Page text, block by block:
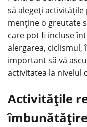
să alegeți
menține o greutate
care pot fi incluse
alergarea, ciclismul,
important să vă
activitatea la nivelul
Activitățile